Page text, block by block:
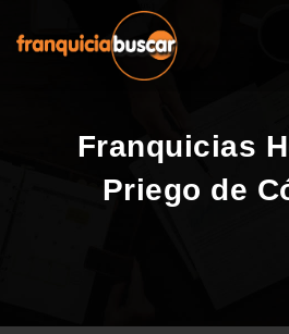
Franquicias
Priego de